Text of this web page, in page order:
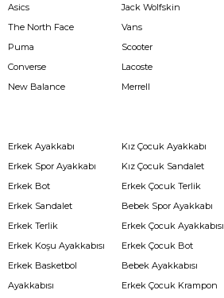
Asics
The North Face
Puma
Converse
New Balance
Jack Wolfskin
Vans
Scooter
Lacoste
Merrell
Erkek Ayakkabı
Erkek Spor Ayakkabı
Erkek Bot
Erkek Sandalet
Erkek Terlik
Erkek Koşu Ayakkabısı
Erkek Basketbol
Ayakkabısı
Kız Çocuk Ayakkabı
Kız Çocuk Sandalet
Erkek Çocuk Terlik
Bebek Spor Ayakkabı
Erkek Çocuk Ayakkabısı
Erkek Çocuk Bot
Bebek Ayakkabısı
Erkek Çocuk Krampon